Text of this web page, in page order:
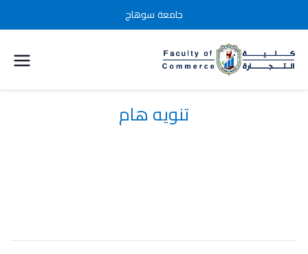
جامعة سوهاج
كلية التجارة
جامعة
تنويه هام